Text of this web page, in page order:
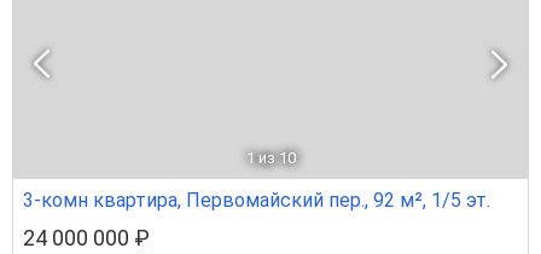
1 из 10
3-комн квартира, Первомайский пер., 92 м², 1/5 эт.
24 000 000 ₽